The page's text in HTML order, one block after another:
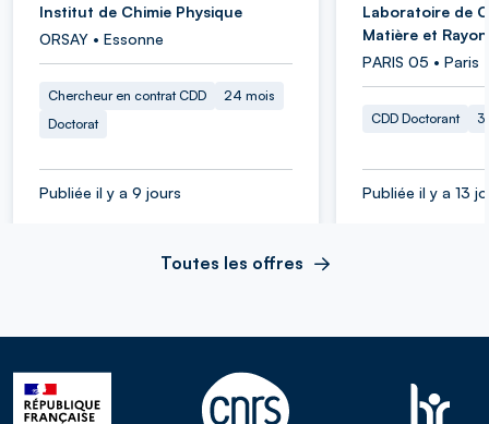
Institut de Chimie Physique
ORSAY • Essonne
Chercheur en contrat CDD
24 mois
Doctorat
Publiée il y a 9 jours
Laboratoire de
Matière et
PARIS 05 • Paris
CDD Doctorant
Publiée il y a 13
Toutes les offres